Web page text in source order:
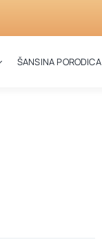
ŠANSINA PORODICA